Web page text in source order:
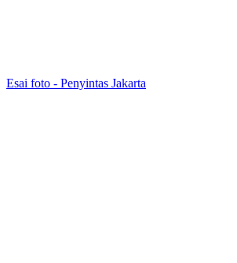
Esai foto - Penyintas Jakarta